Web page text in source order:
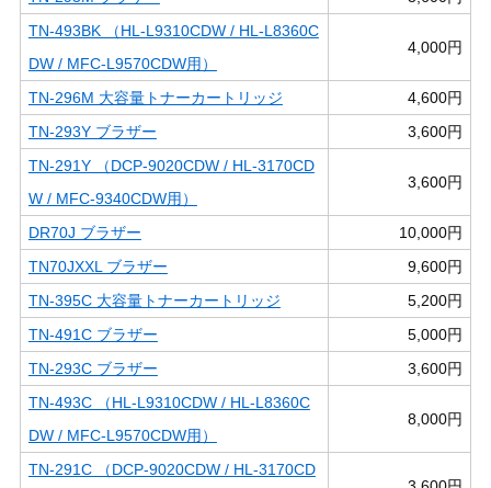
TN-493BK （HL-L9310CDW / HL-L8360C
DW / MFC-L9570CDW用）
4,000円
TN-296M 大容量トナーカートリッジ
4,600円
TN-293Y ブラザー
3,600円
TN-291Y （DCP-9020CDW / HL-3170CD
W / MFC-9340CDW用）
3,600円
DR70J ブラザー
10,000円
TN70JXXL ブラザー
9,600円
TN-395C 大容量トナーカートリッジ
5,200円
TN-491C ブラザー
5,000円
TN-293C ブラザー
3,600円
TN-493C （HL-L9310CDW / HL-L8360C
DW / MFC-L9570CDW用）
8,000円
TN-291C （DCP-9020CDW / HL-3170CD